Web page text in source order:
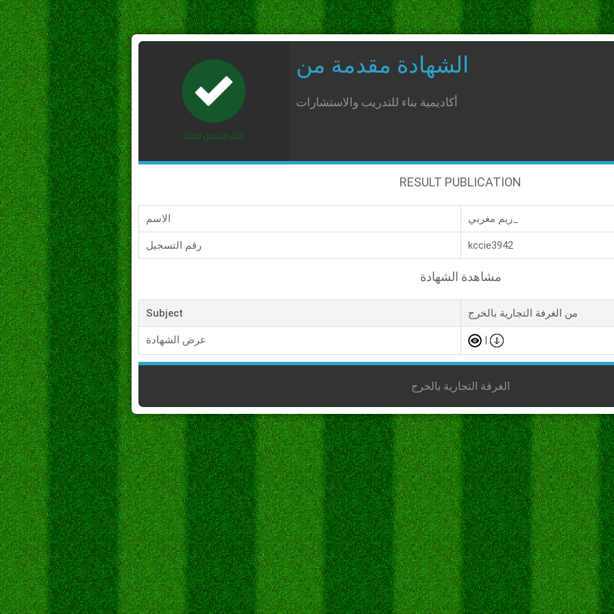
الشهادة مقدمة من
أكاديمية بناء للتدريب والاستشارات
RESULT PUBLICATION
الاسم
رقم التسجيل kccie3942
مشاهدة الشهادة
Subject من الغرفة التجارية بالخرج
عرض الشهادة |
الغرفة التجارية بالخرج